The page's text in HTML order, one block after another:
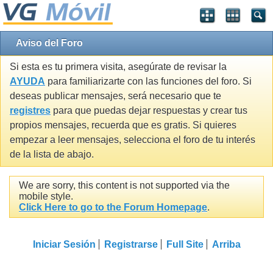
Aviso del Foro
Si esta es tu primera visita, asegúrate de revisar la
AYUDA para familiarizarte con las funciones del foro. Si
deseas publicar mensajes, será necesario que te
registres para que puedas dejar respuestas y crear tus
propios mensajes, recuerda que es gratis. Si quieres
empezar a leer mensajes, selecciona el foro de tu interés
de la lista de abajo.
We are sorry, this content is not supported via the
mobile style.
Click Here to go to the Forum Homepage.
Iniciar Sesión Registrarse Full Site Arriba